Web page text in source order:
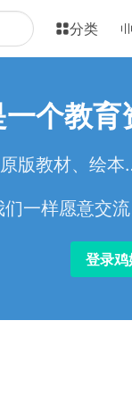
分类
个教
版教材、绘
一样愿意交
登录鸡